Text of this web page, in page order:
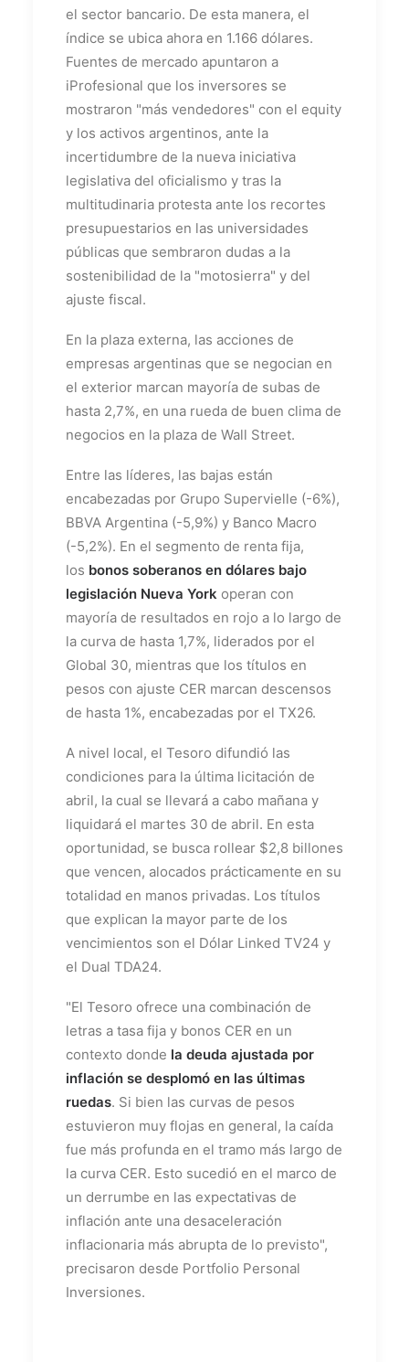
el sector bancario. De esta manera, el
índice se ubica ahora en 1.166 dólares.
Fuentes de mercado apuntaron a
iProfesional que los inversores se
mostraron "más vendedores" con el equity
y los activos argentinos, ante la
incertidumbre de la nueva iniciativa
legislativa del oficialismo y tras la
multitudinaria protesta ante los recortes
presupuestarios en las universidades
públicas que sembraron dudas a la
sostenibilidad de la "motosierra" y del
ajuste fiscal.
En la plaza externa, las acciones de
empresas argentinas que se negocian en
el exterior marcan mayoría de subas de
hasta 2,7%, en una rueda de buen clima de
negocios en la plaza de Wall Street.
Entre las líderes, las bajas están
encabezadas por Grupo Supervielle (-6%),
BBVA Argentina (-5,9%) y Banco Macro
(-5,2%). En el segmento de renta fija,
los bonos soberanos en dólares bajo
legislación Nueva York operan con
mayoría de resultados en rojo a lo largo de
la curva de hasta 1,7%, liderados por el
Global 30, mientras que los títulos en
pesos con ajuste CER marcan descensos
de hasta 1%, encabezadas por el TX26.
A nivel local, el Tesoro difundió las
condiciones para la última licitación de
abril, la cual se llevará a cabo mañana y
liquidará el martes 30 de abril. En esta
oportunidad, se busca rollear $2,8 billones
que vencen, alocados prácticamente en su
totalidad en manos privadas. Los títulos
que explican la mayor parte de los
vencimientos son el Dólar Linked TV24 y
el Dual TDA24.
"El Tesoro ofrece una combinación de
letras a tasa fija y bonos CER en un
contexto donde la deuda ajustada por
inflación se desplomó en las últimas
ruedas. Si bien las curvas de pesos
estuvieron muy flojas en general, la caída
fue más profunda en el tramo más largo de
la curva CER. Esto sucedió en el marco de
un derrumbe en las expectativas de
inflación ante una desaceleración
inflacionaria más abrupta de lo previsto",
precisaron desde Portfolio Personal
Inversiones.